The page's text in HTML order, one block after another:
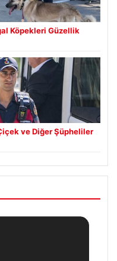
Köpekleri Güzellik
ve Diğer Şüpheliler